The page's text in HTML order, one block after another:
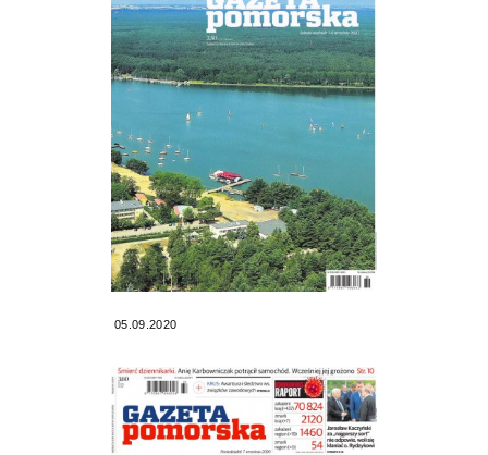
05.09.2020